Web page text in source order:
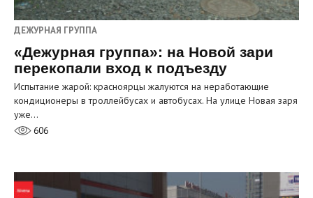
ДЕЖУРНАЯ ГРУППА
«Дежурная группа»: на Новой зари
перекопали вход к подъезду
Испытание жарой: красноярцы жалуются на неработающие
кондиционеры в троллейбусах и автобусах. На улице Новая заря
уже…
606